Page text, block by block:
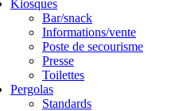
Kiosques
Bar/snack
Informations/vente
Poste de secourisme
Presse
Toilettes
Pergolas
Standards